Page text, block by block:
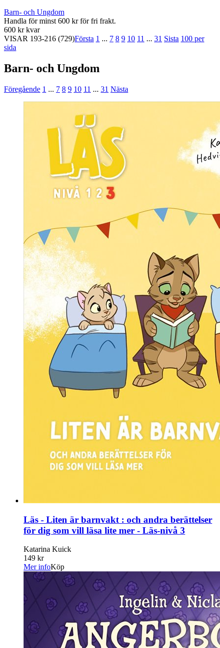
Barn- och Ungdom
Handla för minst 600 kr för fri frakt.
600 kr kvar
VISAR 193-216 (729)Första 1 ... 7 8 9 10 11 ... 31 Sista 100 per
sida
Barn- och Ungdom
Föregående 1 ... 7 8 9 10 11 ... 31 Nästa
Läs - Liten är barnvakt : och andra berättelser
för dig som vill läsa lite mer - Läs-nivå 3
Katarina Kuick
149 kr
Mer infoKöp